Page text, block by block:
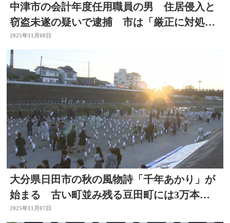
中津市の会計年度任用職員の男 住居侵入と
窃盗未遂の疑いで逮捕 市は「厳正に対処し
たい」 大分
2025年11月08日
大分県日田市の秋の風物詩「千年あかり」が
始まる 古い町並み残る豆田町には3万本の
竹灯籠
2025年11月07日